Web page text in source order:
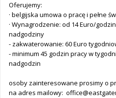
Oferujemy:
· belgijska umowa o pracę i pełne
· Wynagrodzenie: od 14 Euro/
nadgodziny
- zakwaterowanie: 60 Euro
- minimum 45 godzin pracy w
nadgodzin
osoby zainteresowane prosimy o
na adres mailowy: